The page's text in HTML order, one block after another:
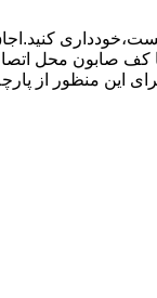
از ۱.۵ متر بیشتر
منظور از پارچه